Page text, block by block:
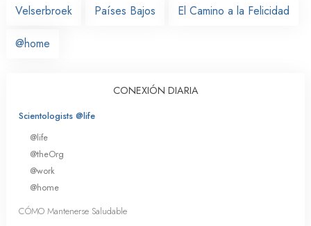
Velserbroek
Países Bajos El Camino a la Felicidad
@home
CONEXIÓN DIARIA
Scientologists @life
@life
@theOrg
@work
@home
CÓMO Mantenerse Saludable